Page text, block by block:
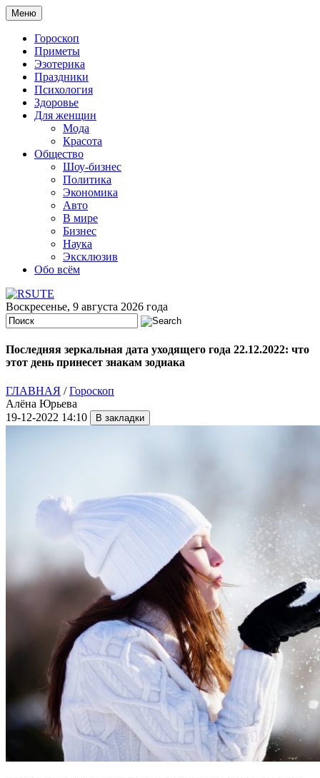
Меню
Гороскоп
Приметы
Эзотерика
Праздники
Психология
Здоровье
Для женщин
Мода
Красота
Общество
Шоу-бизнес
Политика
Экономика
Авто
В мире
Бизнес
Наука
Эксклюзив
Обо всём
Воскресенье, 9 августа 2026 года
Последняя зеркальная дата уходящего года 22.12.2022: что
этот день принесет знакам зодиака
ГЛАВНАЯ /Гороскоп
Алёна Юрьева
19-12-2022 14:10